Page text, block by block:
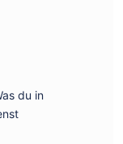
du in